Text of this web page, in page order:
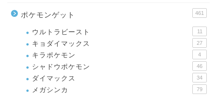
ポケモンゲット 461
ウルトラビースト 11
キョダイマックス 27
キラポケモン 4
シャドウポケモン 46
ダイマックス 34
メガシンカ 79